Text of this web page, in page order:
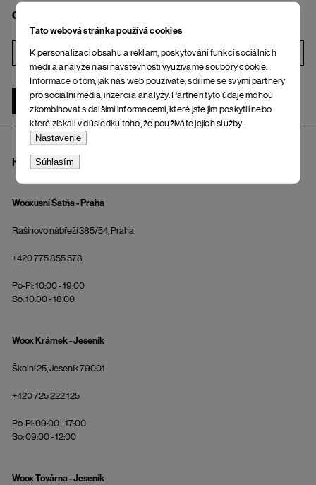
Tato webová stránka používá cookies
K personalizaci obsahu a reklam, poskytování funkcí sociálních
médií a analýze naší návštěvnosti využíváme soubory cookie.
Informace o tom, jak náš web používáte, sdílíme se svými partnery
pro sociální média, inzerci a analýzy. Partneři tyto údaje mohou
zkombinovat s dalšími informacemi, které jste jim poskytli nebo
které získali v důsledku toho, že používáte jejich služby.
Nastavenie
Súhlasím
Chcem odoberať bulletin
ŽENA MUŽ
KAMENNÉ PREDAJNE A OSOBNÝ ODBER
Wooxusní Šatňa - Praha
Rašínovo nábřeží 385/54, Praha
+420 775 855 578
Po-Pi: 10:00 - 19:00
So: 10:00 - 18:00
Woox Krámek - Jeseník
Školní 25, Jeseník 79001
+420 725 222 125
Po-Pi: 09:00 - 17:00
So: 09:00 - 12:00
Woox Továrna - Jeseník